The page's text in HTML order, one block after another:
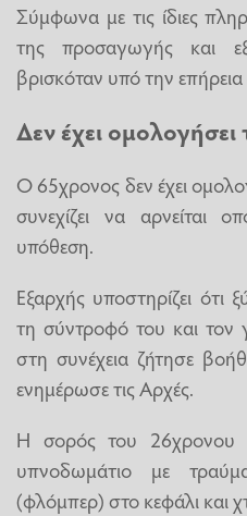
Σύμφωνα με τις ίδιες
της προσαγωγής και
βρισκόταν υπό την
Δεν έχει ομολογήσει
Ο 65χρονος δεν έχει
συνεχίζει να αρνείται
υπόθεση.
Εξαρχής υποστηρίζει ότι
τη σύντροφό του και τον
στη συνέχεια ζήτησε
ενημέρωσε τις Αρχές.
Η σορός του 26χρονου
υπνοδωμάτιο με
(φλόμπερ) στο κεφάλι και